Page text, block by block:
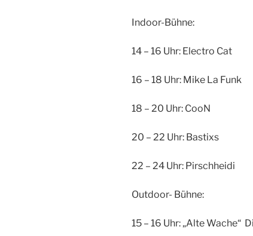
Indoor-Bühne:
14 – 16 Uhr: Electro Cat
16 – 18 Uhr: Mike La Funk
18 – 20 Uhr: CooN
20 – 22 Uhr: Bastixs
22 – 24 Uhr: Pirschheidi
Outdoor- Bühne:
15 – 16 Uhr: „Alte